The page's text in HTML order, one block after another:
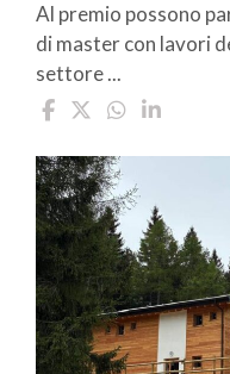
Al premio possono
di master con lavori
settore ...